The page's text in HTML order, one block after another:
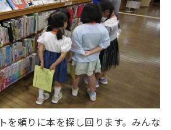
を頼りに本を探し回ります。みんな